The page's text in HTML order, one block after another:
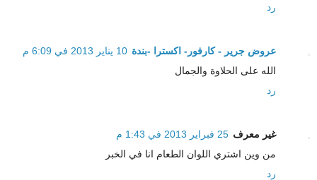
رد
عروض جرير - كارفور- اكسترا -بندة 10 يناير 2013 في 6:09 م
الله على الحلاوة والجمال
رد
غير معرف 25 فبراير 2013 في 1:43 م
من وين اشتري اللوان الطعام انا في الخبر
رد